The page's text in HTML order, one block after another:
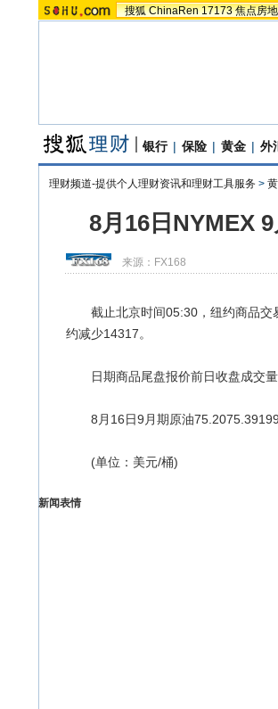
搜狐 ChinaRen 17173 焦点房
银行 | 保险 | 黄金 | 外
理财频道-提供个人理财资讯和理财工具服务 >
8月16日NYMEX
来源： FX168
截止北京时间05:30，纽约商品交
约减少14317。
日期商品尾盘报价前日收盘成交量
8月16日9月期原油
(单位：美元/桶)
新闻表情